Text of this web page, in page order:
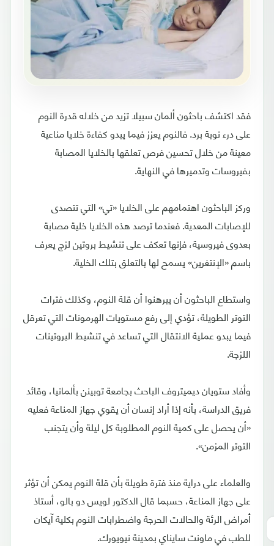
فقد اكتشف باحثون ألمان سبيلا تزيد من خلاله قدرة النوم
على درء نوبة برد. فالنوم يعزز فيما يبدو كفاءة خلايا مناعية
معينة من خلال تحسين فرص تعلقها بالخلايا المصابة
بفيروسات وتدميرها في النهاية.
وركز الباحثون اهتمامهم على الخلايا «تي» التي تتصدى
للإصابات المعدية. فعندما ترصد هذه الخلايا خلية مصابة
بعدوى فيروسية، فإنها تعكف على تنشيط بروتين لزج يعرف
باسم «الإنتغرين» يسمح لها بالتعلق بتلك الخلية.
واستطاع الباحثون أن يبرهنوا أن قلة النوم، وكذلك فترات
التوتر الطويلة، تؤدي إلى رفع مستويات الهرمونات التي تعرقل
فيما يبدو عملية الانتقال التي تساعد في تنشيط البروتينات
اللزجة.
وأفاد ستويان ديميتروف الباحث بجامعة توبينن بألمانيا، وقائد
فريق الدراسة، بأنه إذا أراد إنسان أن يقوي جهاز المناعة فعليه
«أن يحصل على كمية النوم المطلوبة كل ليلة وأن يتجنب
التوتر المزمن».
والعلماء على دراية منذ فترة طويلة بأن قلة النوم يمكن أن تؤثر
على جهاز المناعة، حسبما قال الدكتور لويس دو بالو، أستاذ
أمراض الرئة والحالات الحرجة واضطرابات النوم بكلية آيكان
للطب في ماونت سايناي بمدينة نيويورك.